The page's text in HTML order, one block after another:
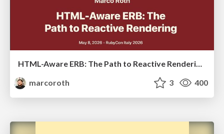
HTML-Aware ERB: The Path to Reactive Rendering @ RubyCon 2026, Rimini, Italy
marcoroth
3 400